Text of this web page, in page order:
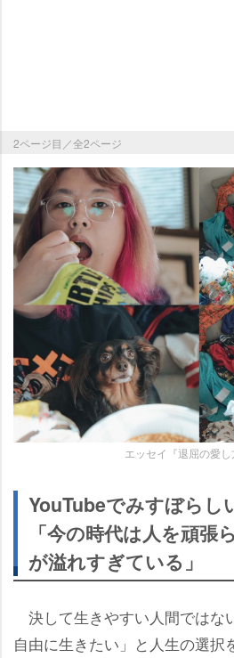
2ページ目／全2ページ
エッセイ『退屈の愛し
YouTubeでみすぼらし
「今の時代は人を頑張
が溢れすぎている」
決して生きやすい人間ではな
自由に生きたい」と人生の選択